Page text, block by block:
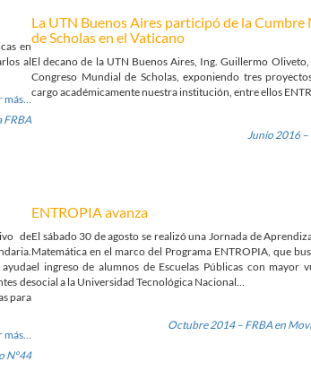
en
al
más…
FRBA
La UTN Buenos Aires participó de la Cumbre
de Scholas en el Vaticano
El decano de la UTN Buenos Aires, Ing. Guillermo
Congreso Mundial de Scholas, exponiendo tres
cargo académicamente nuestra institución, entre ellos
Junio 2016 –
de
de
para
más…
Nº44
ENTROPIA avanza
El sábado 30 de agosto se realizó una Jornada de
Matemática en el marco del Programa ENTROPIA, que
el ingreso de alumnos de Escuelas Públicas con mayor
social a la Universidad Tecnológica Nacional…
Octubre 2014 – FRBA en